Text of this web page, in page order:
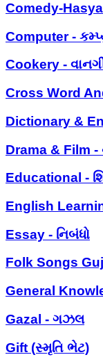
Comedy-
Computer -
Cookery -
Cross Word
Dictionary &
Drama & Film -
Educational -
English
Essay - નિબંધો
Folk Songs
General
Gazal - ગઝલ
Gift (સ્મૃતિ ભેટ)